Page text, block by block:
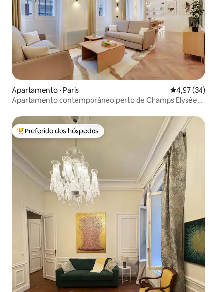
Apartamento ⋅ Paris 4,97 de uma
4,97 (34)
Apartamento contemporâneo perto de Champs Elysées
Entre os melhores preferidos dos hóspedes
Preferido dos hóspedes